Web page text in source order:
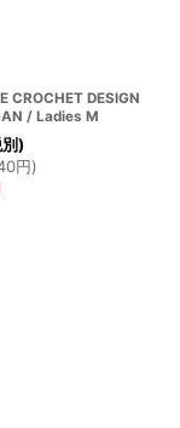
CROCHET DESIGN
/ Ladies M
)
円)